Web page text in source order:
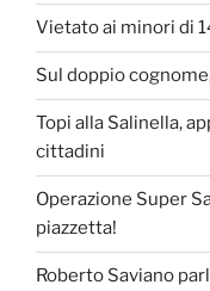
Vietato ai minori di
Sul doppio
Topi alla Salinella,
cittadini
Operazione Super
piazzetta!
Roberto Saviano